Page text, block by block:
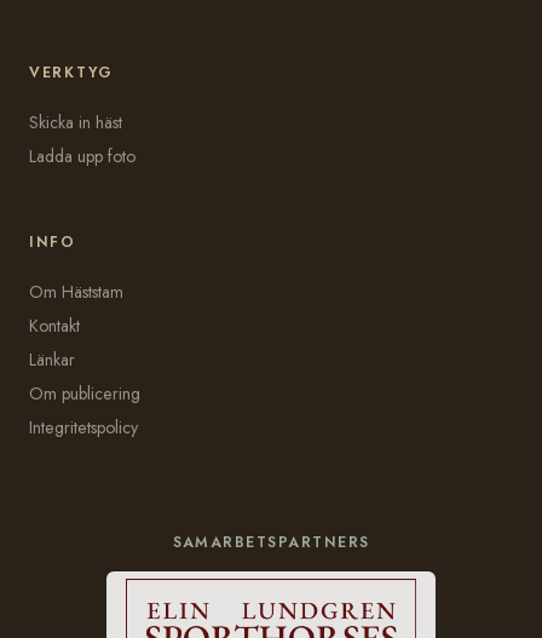
VERKTYG
Skicka in häst
Ladda upp foto
INFO
Om Häststam
Kontakt
Länkar
Om publicering
Integritetspolicy
SAMARBETSPARTNERS